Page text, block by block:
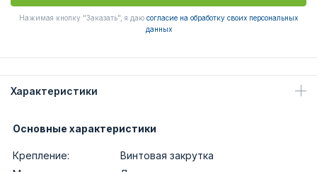
Нажимая кнопку "Заказать", я даю согласие на обработку своих персональных
данных
Характеристики
Основные характеристики
Крепление:
Винтовая закрутка